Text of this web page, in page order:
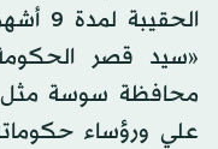
«سيد قصر
محافظة سوسة مثل
علي ورؤساء